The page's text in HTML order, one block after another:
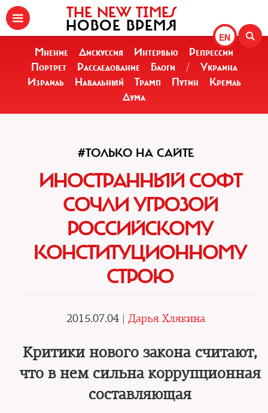
EN
THE NEW TIMES
НОВОЕ ВРЕМЯ
Мнение Дискуссия Интервью
Репрессии
Портрет
Расследование Блоги /
Украина
Израиль
Навальный Трамп Путин
Кремль
Дума
#ТОЛЬКО НА САЙТЕ
ИНОСТРАННЫЙ СОФТ
СОЧЛИ УГРОЗОЙ
РОССИЙСКОМУ
КОНСТИТУЦИОННОМУ
СТРОЮ
2015.07.04 | Дарья Хлякина
Критики нового закона считают,
что в нем сильна коррупционная
составляющая